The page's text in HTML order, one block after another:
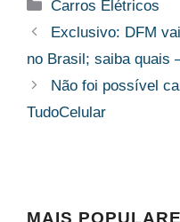
Carros Elétricos
Exclusivo: DFM
no Brasil; saiba quais
Não foi possível
TudoCelular
MAIS